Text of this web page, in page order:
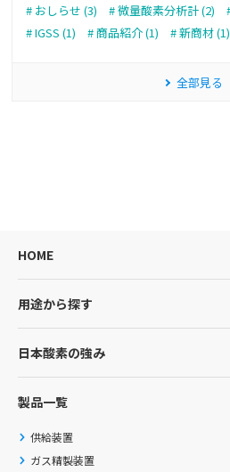
おしらせ (3) 微量酸素分析計 (2)
IGSS (1)
商品紹介 (1) 新商材 (1)
全部見る
HOME
用途から探す
日本酸素の強み
製品一覧
供給装置
ガス精製装置